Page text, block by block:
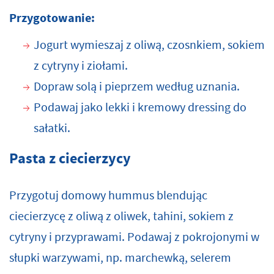
Przygotowanie:
Jogurt wymieszaj z oliwą, czosnkiem, sokiem
z cytryny i ziołami.
Dopraw solą i pieprzem według uznania.
Podawaj jako lekki i kremowy dressing do
sałatki.
Pasta z ciecierzycy
Przygotuj domowy hummus blendując
ciecierzycę z oliwą z oliwek, tahini, sokiem z
cytryny i przyprawami. Podawaj z pokrojonymi w
słupki warzywami, np. marchewką, selerem